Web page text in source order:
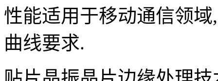
性能适用于移动通信领
曲线要求.